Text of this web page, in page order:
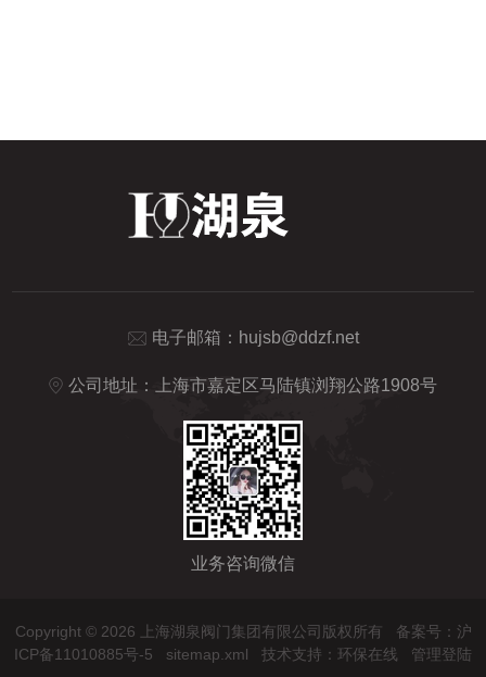
电子邮箱： hujsb@ddzf.net
公司地址：上海市嘉定区马陆镇浏翔公路1908号
业务咨询微信
Copyright © 2026 上海湖泉阀门集团有限公司版权所有 备案号：沪
ICP备11010885号-5
sitemap.xml 技术支持： 环保在线 管理登陆